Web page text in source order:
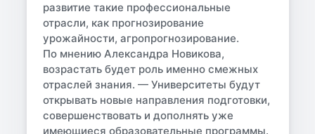
развитие такие профессиональные
отрасли, как прогнозирование
урожайности, агропрогнозирование.
По мнению Александра Новикова,
возрастать будет роль именно смежных
отраслей знания. — Университеты будут
открывать новые направления подготовки,
совершенствовать и дополнять уже
имеющиеся образовательные программы.